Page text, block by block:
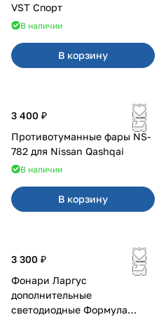
VST Спорт
В наличии
В корзину
3 400 ₽
Противотуманные фары NS-
782 для Nissan Qashqai
В наличии
В корзину
3 300 ₽
Фонари Ларгус
дополнительные
светодиодные Формула